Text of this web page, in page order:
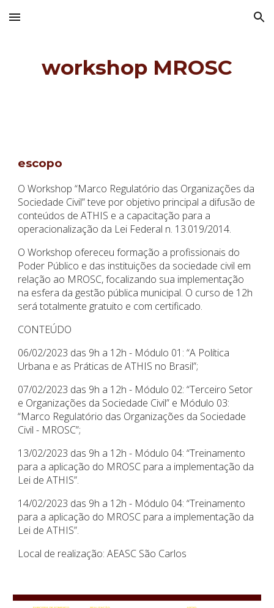
Skip to main content Skip to navigation
workshop MROSC
escopo
O Workshop “Marco Regulatório das Organizações da
Sociedade Civil” teve por objetivo principal a difusão de
conteúdos de ATHIS e a capacitação para a
operacionalização da Lei Federal n. 13.019/2014.
O Workshop ofereceu formação a profissionais do
Poder Público e das instituições da sociedade civil em
relação ao MROSC, focalizando sua implementação
na esfera da gestão pública municipal. O curso de 12h
será totalmente gratuito e com certificado.
CONTEÚDO
06/02/2023 das 9h a 12h - Módulo 01: “A Política
Urbana e as Práticas de ATHIS no Brasil”;
07/02/2023 das 9h a 12h - Módulo 02: “Terceiro Setor
e Organizações da Sociedade Civil” e Módulo 03:
“Marco Regulatório das Organizações da Sociedade
Civil - MROSC”;
13/02/2023 das 9h a 12h - Módulo 04: “Treinamento
para a aplicação do MROSC para a implementação da
Lei de ATHIS”.
14/02/2023 das 9h a 12h - Módulo 04: “Treinamento
para a aplicação do MROSC para a implementação da
Lei de ATHIS”.
Local de realização: AEASC São Carlos